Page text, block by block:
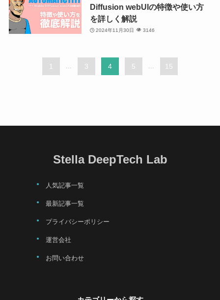
Diffusion webUIの特徴や使い方
を詳しく解説
2024年11月30日 3146
1 ... 3 4 5 ... 15
Stella DeepTech Lab
人気記事一覧
最新記事一覧
プライバシーポリシー
運営会社
お問い合わせ